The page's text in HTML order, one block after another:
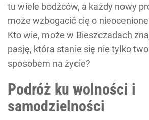
tu wiele bodźców, a każdy nowy
może wzbogacić cię o
Kto wie, może w Bieszczadach
pasję, która stanie się nie tylko
sposobem na życie?
Podróż ku wolności i
samodzielności